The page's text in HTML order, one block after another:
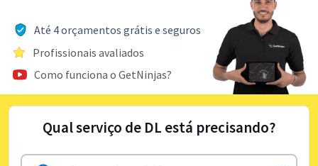
Até 4 orçamentos grátis e seguros
Profissionais avaliados
Como funciona o GetNinjas?
Qual serviço de DL está precisando?